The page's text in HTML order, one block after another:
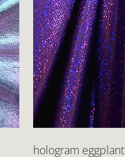
hologram eggplant